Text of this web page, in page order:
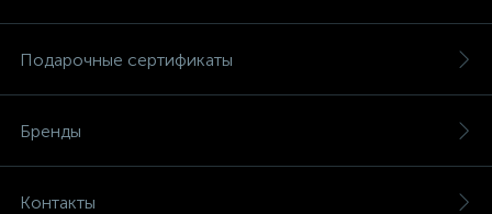
Подарочные сертификаты
Бренды
Контакты